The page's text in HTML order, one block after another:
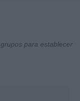
para establecer